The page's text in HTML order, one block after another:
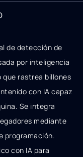
de detección de
por inteligencia
rastrea billones
con IA capaz
Se integra
mediante
programación.
con IA para